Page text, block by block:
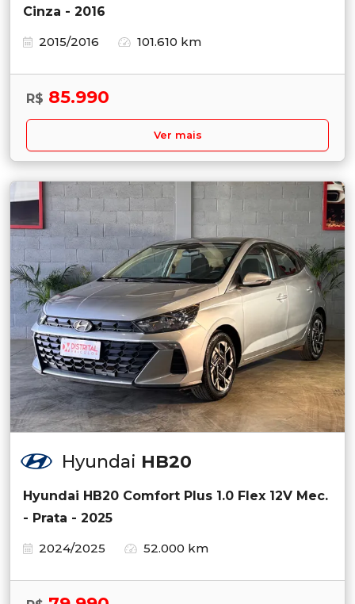
Cinza - 2016
2015/2016
101.610 km
R$ 85.990
Ver mais
Hyundai HB20
Hyundai HB20 Comfort Plus 1.0 Flex 12V Mec.
- Prata - 2025
2024/2025
52.000 km